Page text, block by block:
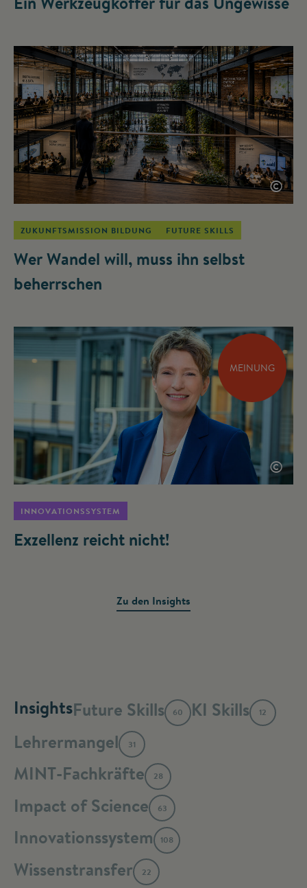
©
ZUKUNFTSMISSION BILDUNG FUTURE SKILLS
Wer Wandel will, muss ihn selbst
beherrschen
MEINUNG
©
INNOVATIONSSYSTEM
Exzellenz reicht nicht!
Zu den Insights
InsightsFuture Skills 60 KI Skills 12
Lehrermangel 31
MINT-Fachkräfte 28
Impact of Science 63
Innovationssystem 108
Wissenstransfer 22